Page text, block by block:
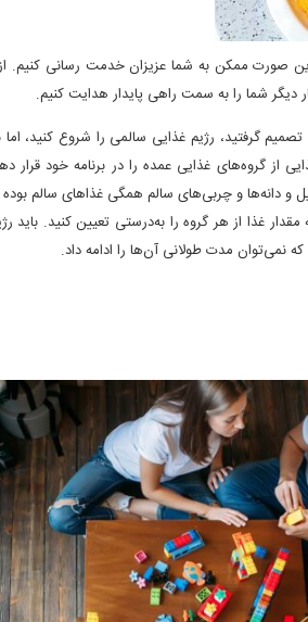
صورت ممکن به شما عزیزان خدمت رسانی کنیم.
شما را به سمت راهی پایدار هدایت کنیم.
گرفتید، رژیم غذایی سالمی را شروع کنید،
از گروه‌های غذایی عمده را در برنامه خود
و دانه‌ها و چربی‌های سالم همگی غذاهای سالم بوده
غذا از هر گروه را به‌درستی تعیین کنید.
نمی‌توان مدت طولانی آن‌ها را ادامه داد.